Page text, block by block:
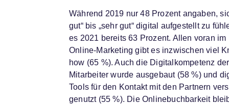
Während 2019 nur 48 Prozent angaben,
gut“ bis „sehr gut“ digital aufgestellt zu
es 2021 bereits 63 Prozent. Allen voran im
Online-Marketing gibt es inzwischen viel
how (65 %). Auch die Digitalkompetenz der
Mitarbeiter wurde ausgebaut (58 %) und
Tools für den Kontakt mit den Partnern
genutzt (55 %). Die Onlinebuchbarkeit